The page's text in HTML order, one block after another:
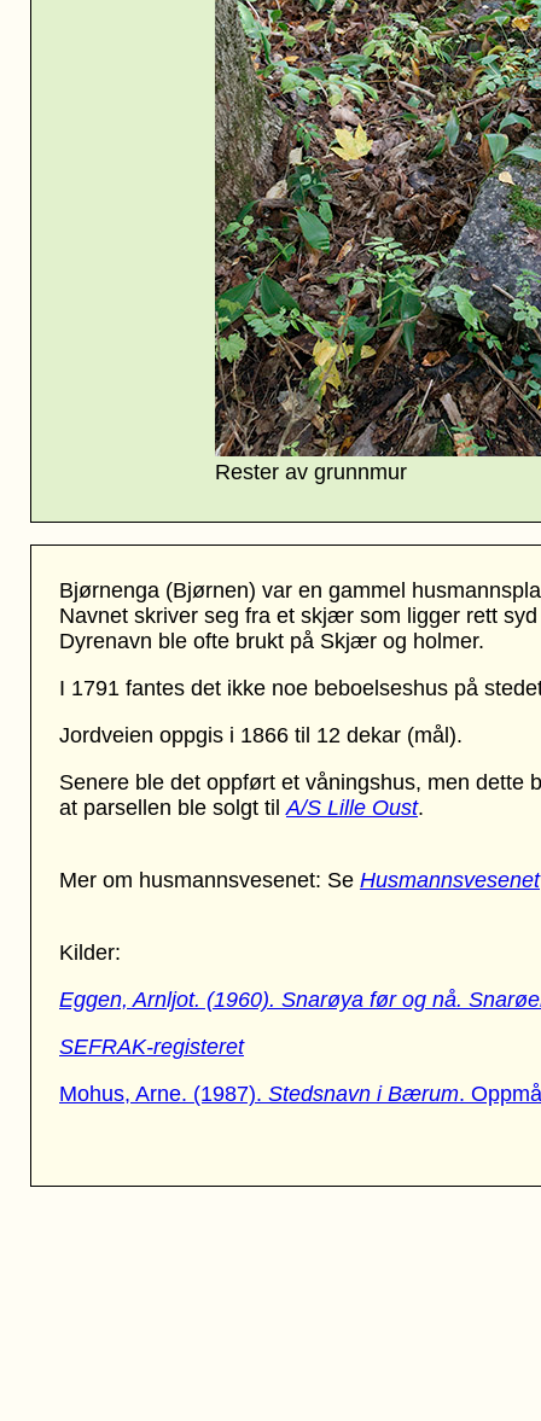
Bjørnenga (Bjørnen) var en gammel
Navnet skriver seg fra et skjær som ligger rett
Dyrenavn ble ofte brukt på Skjær og holmer.
I 1791 fantes det ikke noe beboelseshus på
Jordveien oppgis i 1866 til 12 dekar (mål).
Senere ble det oppført et våningshus, men dette
at parsellen ble solgt tilA/S Lille Oust.
Mer om husmannsvesenet: Se Husmannsvesenet
Kilder:
Eggen, Arnljot. (1960). Snarøya før og nå.
SEFRAK-registeret
Mohus, Arne. (1987). Stedsnavn i Bærum.
Rester av grunnmur